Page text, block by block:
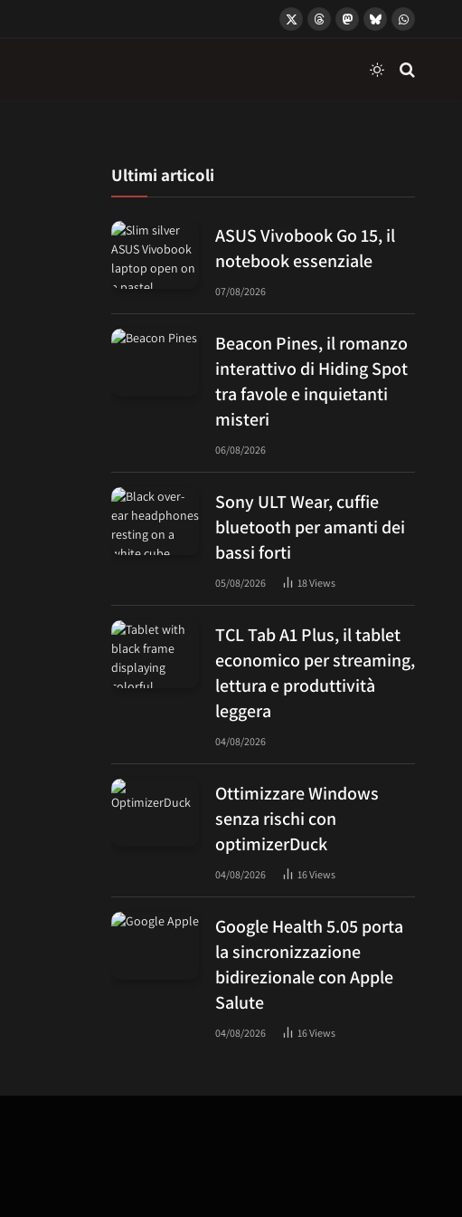
X
ThreadsMastodon
BlueskyWhatsApp
Ultimi articoli
ASUS Vivobook Go 15, il
notebook essenziale
07/08/2026
Beacon Pines, il romanzo
interattivo di Hiding Spot
tra favole e inquietanti
misteri
06/08/2026
Sony ULT Wear, cuffie
bluetooth per amanti dei
bassi forti
05/08/2026 18Views
TCL Tab A1 Plus, il tablet
economico per streaming,
lettura e produttività
leggera
04/08/2026
Ottimizzare Windows
senza rischi con
optimizerDuck
04/08/2026 16Views
Google Health 5.05 porta
la sincronizzazione
bidirezionale con Apple
Salute
04/08/2026 16Views